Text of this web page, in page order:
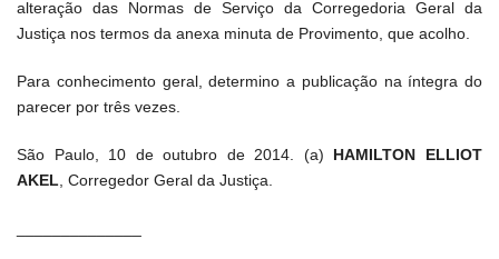
alteração das Normas de Serviço da Corregedoria Geral da
Justiça nos termos da anexa minuta de Provimento, que acolho.
Para conhecimento geral, determino a publicação na íntegra do
parecer por três vezes.
São Paulo, 10 de outubro de 2014. (a) HAMILTON ELLIOT
AKEL , Corregedor Geral da Justiça.